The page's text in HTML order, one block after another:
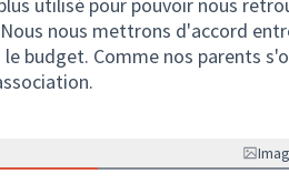
nous mettrons d'accord
budget. Comme nos parents